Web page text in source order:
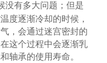
没有多大问题；但是
度逐渐冷却的时候，
，会通过迷宫密封的
这个过程中会逐渐乳
轴承的使用寿命。